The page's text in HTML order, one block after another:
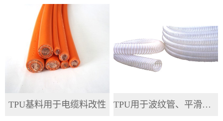
TPU基料用于电缆料改性 TPU用于波纹管、平滑管、全塑管等软管